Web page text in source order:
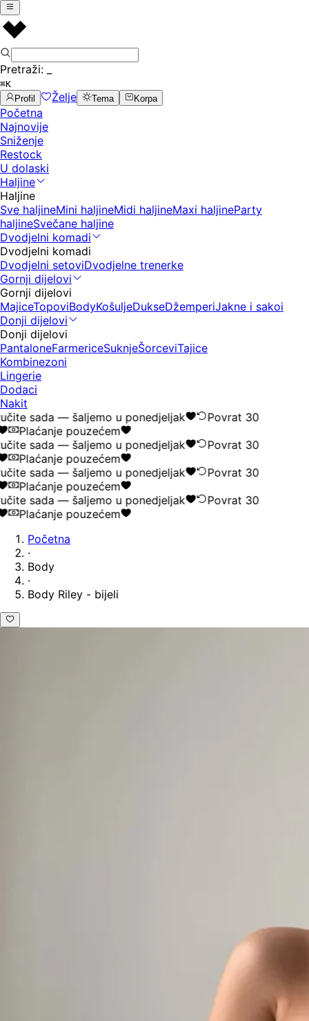
Pretraži:
⌘K
Profil
Želje Tema Korpa
Početna
Najnovije
Sniženje
Restock
U dolaski
Haljine
Haljine
Sve haljineMini haljineMidi haljineMaxi haljineParty
haljineSvečane haljine
Dvodjelni komadi
Dvodjelni komadi
Dvodjelni setoviDvodjelne trenerke
Gornji dijelovi
Gornji dijelovi
MajiceTopoviBodyKošuljeDukseDžemperiJakne i sakoi
Donji dijelovi
Donji dijelovi
PantaloneFarmericeSuknjeŠorceviTajice
Kombinezoni
Lingerie
Dodaci
Nakit
sada — šaljemo u ponedjeljak
Povrat 30
Plaćanje pouzećem
sada — šaljemo u ponedjeljak
Povrat 30
Plaćanje pouzećem
sada — šaljemo u ponedjeljak
Povrat 30
Plaćanje pouzećem
sada — šaljemo u ponedjeljak
Povrat 30
Plaćanje pouzećem
Početna
·
Body
·
Body Riley - bijeli